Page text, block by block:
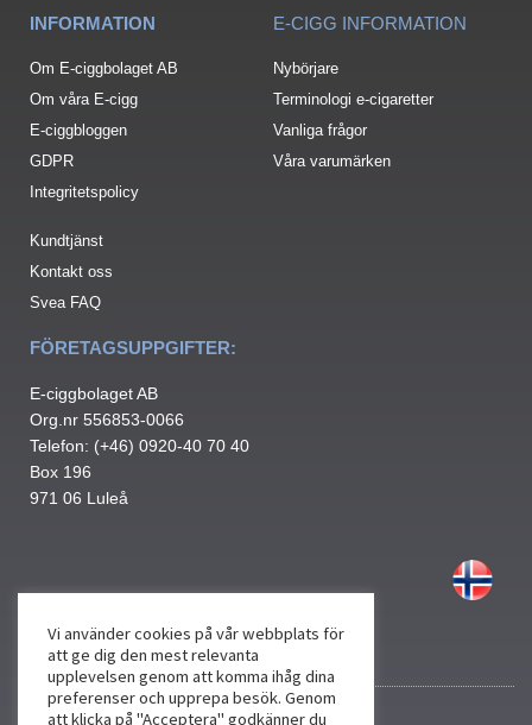
INFORMATION
Om E-ciggbolaget AB
Om våra E-cigg
E-ciggbloggen
GDPR
Integritetspolicy
Kundtjänst
Kontakt oss
Svea FAQ
E-CIGG INFORMATION
Nybörjare
Terminologi e-cigaretter
Vanliga frågor
Våra varumärken
FÖRETAGSUPPGIFTER:
E-ciggbolaget AB
Org.nr 556853-0066
Telefon: (+46) 0920-40 70 40
Box 196
971 06 Luleå
Vi använder cookies på vår webbplats för
att ge dig den mest relevanta
upplevelsen genom att komma ihåg dina
preferenser och upprepa besök. Genom
att klicka på "Acceptera" godkänner du